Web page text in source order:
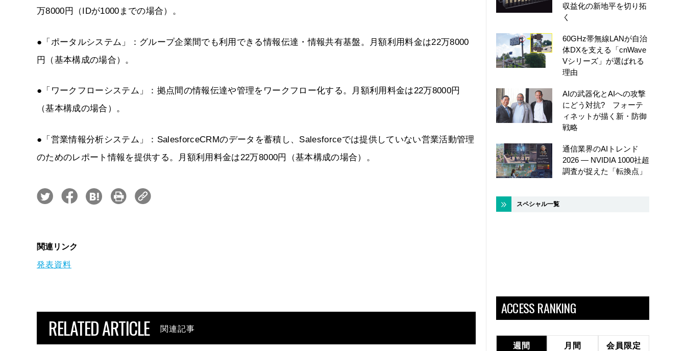
万8000円（IDが1000までの場合）。
●「ポータルシステム」：グループ企業間でも利用できる情報伝達・情報共有基盤。月額利用料金は22万8000
円（基本構成の場合）。
●「ワークフローシステム」：拠点間の情報伝達や管理をワークフロー化する。月額利用料金は22万8000円
（基本構成の場合）。
●「営業情報分析システム」：SalesforceCRMのデータを蓄積し、Salesforceでは提供していない営業活動管理
のためのレポート情報を提供する。月額利用料金は22万8000円（基本構成の場合）。
関連リンク
発表資料
RELATED ARTICLE 関連記事
収益化の新地平を切り拓
く
60GHz帯無線LANが自治
体DXを支える「cnWave
Vシリーズ」が選ばれる
理由
AIの武器化とAIへの攻撃
にどう対抗? フォーテ
ィネットが描く新・防御
戦略
通信業界のAIトレンド
2026 ― NVIDIA 1000社超
調査が捉えた「転換点」
スペシャル一覧
ACCESS RANKING
週間 月間 会員限定